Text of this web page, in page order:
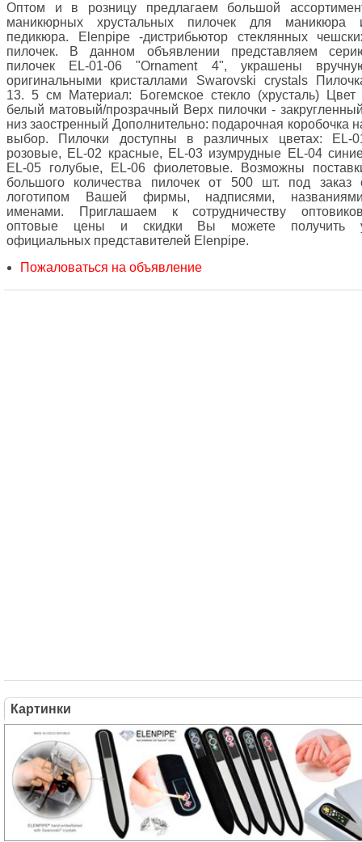
Оптом и в розницу предлагаем большой
маникюрных хрустальных пилочек для маникюра
педикюра. Elenpipe -дистрибьютор стеклянных
пилочек. В данном объявлении представляем
пилочек EL-01-06 "Ornament 4", украшены
оригинальными кристаллами Swarovski crystals
13. 5 см Материал: Богемское стекло (хрусталь) Цвет
белый матовый/прозрачный Верх пилочки -
низ заостренный Дополнительно: подарочная коробочка
выбор. Пилочки доступны в различных цветах: EL-
розовые, EL-02 красные, EL-03 изумрудные EL-04
EL-05 голубые, EL-06 фиолетовые. Возможны
большого количества пилочек от 500 шт. под заказ
логотипом Вашей фирмы, надписями,
именами. Приглашаем к сотрудничеству
оптовые цены и скидки Вы можете получить
официальных представителей Elenpipe.
Пожаловаться на объявление
Картинки